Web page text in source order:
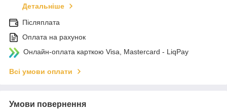
Детальніше
Післяплата
Оплата на рахунок
Онлайн-оплата карткою Visa, Mastercard - LiqPay
Всі умови оплати
Умови повернення